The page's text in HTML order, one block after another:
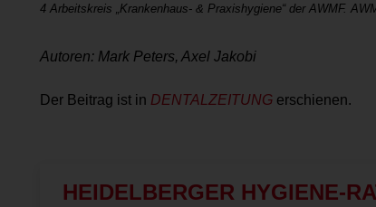
4 Arbeitskreis „Krankenhaus- & Praxishygiene“ der AWMF.
Autoren: Mark Peters, Axel Jakobi
Der Beitrag ist in DENTALZEITUNG erschienen.
HEIDELBERGER HYGIENE-